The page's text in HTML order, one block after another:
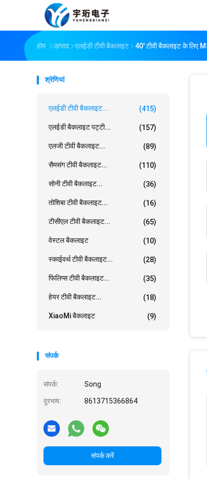
होम उत्पाद एलईडी टीवी बैकलाइट 40' टीवी बैकलाइट के
श्रेणियां
एलईडी टीवी बैकलाइट... (415)
एलईडी बैकलाइट पट्टी... (157)
एलजी टीवी बैकलाइट... (89)
सैमसंग टीवी बैकलाइट... (110)
सोनी टीवी बैकलाइट... (36)
तोशिबा टीवी बैकलाइट... (16)
टीसीएल टीवी बैकलाइट... (65)
वेस्टल बैकलाइट (10)
स्काईवर्थ टीवी बैकलाइट... (28)
फिलिप्स टीवी बैकलाइट... (35)
हेयर टीवी बैकलाइट... (18)
XiaoMi बैकलाइट (9)
संपर्क
संपर्क: Song
दूरभाष: 8613715366864
संपर्क करें